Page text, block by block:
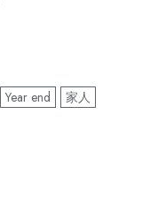
Year end
家人